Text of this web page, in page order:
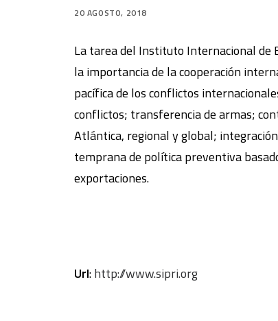
20 AGOSTO, 2018
La tarea del Instituto Internacional de
la importancia de la cooperación
pacífica de los conflictos
conflictos; transferencia de armas;
Atlántica, regional y global;
temprana de política preventiva
exportaciones.
Url:http://www.sipri.org